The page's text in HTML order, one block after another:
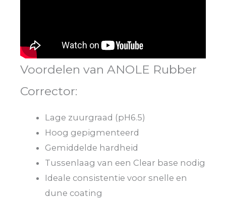
Voordelen van ANOLE Rubber
Corrector:
Lage zuurgraad (pH6.5)
Hoog gepigmenteerd
Gemiddelde hardheid
Tussenlaag van een Clear base nodig
Ideale consistentie voor snelle en
dune coating